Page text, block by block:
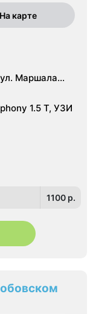
карте
Маршала
1.5 Т, УЗИ
1100 p.